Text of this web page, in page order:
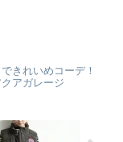
思う存分楽しんで
ックアップしてご
。銀座千疋屋の銀
い♪
きれいめコーデ！
アガレージ